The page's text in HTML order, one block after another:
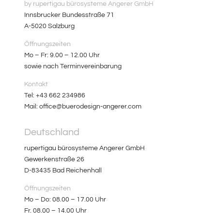
by rupertigau bürosysteme Angerer GmbH
Innsbrucker Bundesstraße 71
A-5020 Salzburg
Öffnungszeiten
Mo – Fr: 9.00 – 12.00 Uhr
sowie nach Terminvereinbarung
Kontakt
Tel: +43 662 234986
Mail: office@buerodesign-angerer.com
Deutschland
rupertigau bürosysteme Angerer GmbH
Gewerkenstraße 26
D-83435 Bad Reichenhall
Öffnungszeiten
Mo – Do: 08.00 – 17.00 Uhr
Fr. 08.00 – 14.00 Uhr